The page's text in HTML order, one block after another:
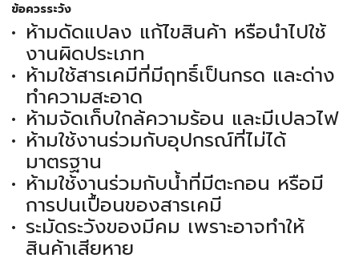
ข้อควรระวัง
ห้ามดัดแปลง แก้ไขสินค้า หรือนำไปใช้
งานผิดประเภท
ห้ามใช้สารเคมีที่มีฤทธิ์เป็นกรด และด่าง
ทำความสะอาด
ห้ามจัดเก็บใกล้ความร้อน และมีเปลวไฟ
ห้ามใช้งานร่วมกับอุปกรณ์ที่ไม่ได้
มาตรฐาน
ห้ามใช้งานร่วมกับน้ำที่มีตะกอน หรือมี
การปนเปื้อนของสารเคมี
ระมัดระวังของมีคม เพราะอาจทำให้
สินค้าเสียหาย